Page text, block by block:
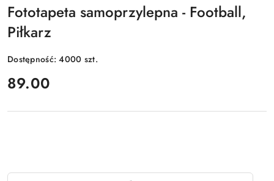
Fototapeta samoprzylepna - Football,
Piłkarz
Dostępność:4000 szt.
cena:
89.00